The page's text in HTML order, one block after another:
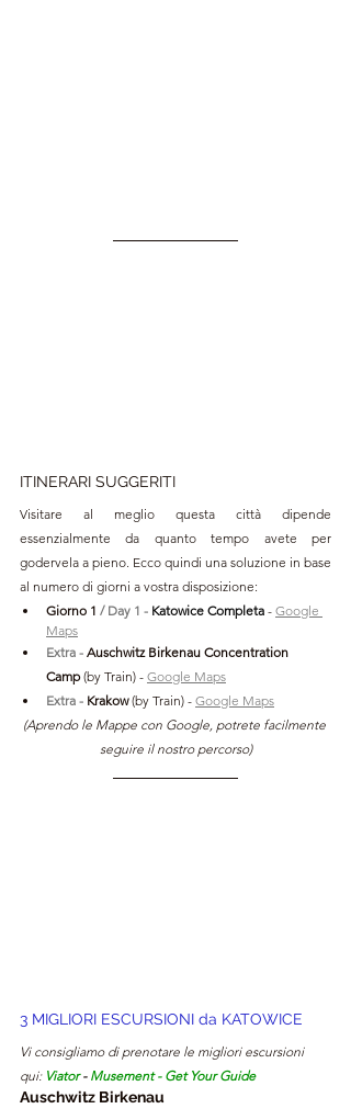
ITINERARI SUGGERITI
Visitare al meglio questa città dipende
essenzialmente da quanto tempo avete per
godervela a pieno. Ecco quindi una soluzione in base
al numero di giorni a vostra disposizione:
Giorno 1 / Day 1 - Katowice Completa - Google
Maps
Extra - Auschwitz Birkenau Concentration
Camp (by Train) - Google Maps
Extra - Krakow (by Train) - Google Maps
(Aprendo le Mappe con Google, potrete facilmente
seguire il nostro percorso)
3 MIGLIORI ESCURSIONI da KATOWICE
Vi consigliamo di prenotare le migliori escursioni
qui: Viator - Musement - Get Your Guide
Auschwitz Birkenau